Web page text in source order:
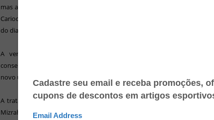
mas a empresa norte-americana de material esportivo negou ter
Carioca e os opositores voltaram a bater na tecla do uso da máquina do
do dia 26 de novembro.
A verdade é que a direção tem pressa. Trabalha para
consentimento do mandatário a ser eleito, deseja assinar ainda em
novo uniforme demoraria, no mínimo, três meses.
A tratativa com a Nike não é a única em andamento. É, entretanto, a
Mizrahi, diretor de marketing, protagoniza a relação. A fase é de debate